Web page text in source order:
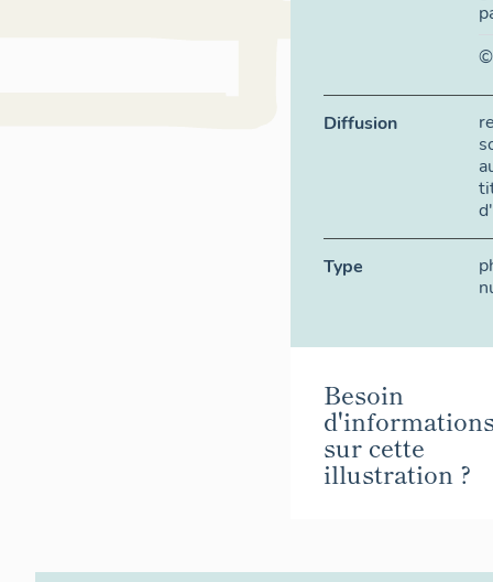
©
Diffusion
Type
Besoin
sur cette
illustration ?